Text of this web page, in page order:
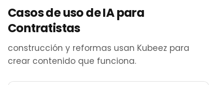
Casos de uso de IA para
Contratistas
construcción y reformas usan Kubeez para
crear contenido que funciona.